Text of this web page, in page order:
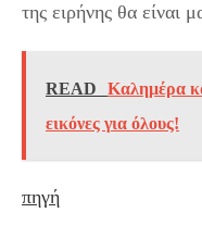
της ειρήνης θα είναι
READ
Καλημέρα
εικόνες για όλους!
πηγή